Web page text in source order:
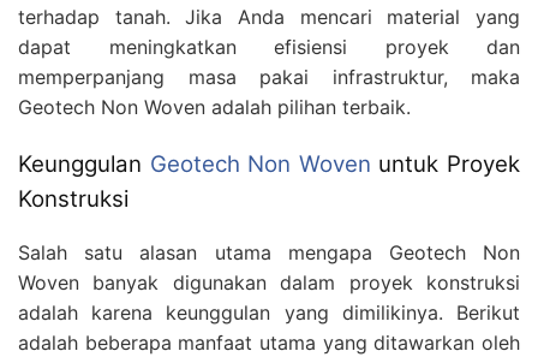
terhadap tanah. Jika Anda mencari material yang
dapat meningkatkan efisiensi proyek dan
memperpanjang masa pakai infrastruktur, maka
Geotech Non Woven adalah pilihan terbaik.
Keunggulan Geotech Non Woven untuk Proyek
Konstruksi
Salah satu alasan utama mengapa Geotech Non
Woven banyak digunakan dalam proyek konstruksi
adalah karena keunggulan yang dimilikinya. Berikut
adalah beberapa manfaat utama yang ditawarkan oleh